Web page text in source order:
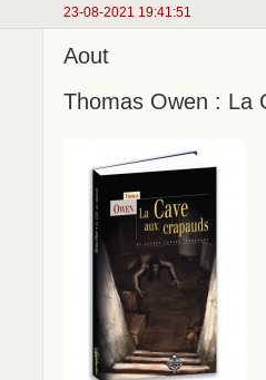
23-08-2021 19:41:51
Aout
Thomas Owen : La